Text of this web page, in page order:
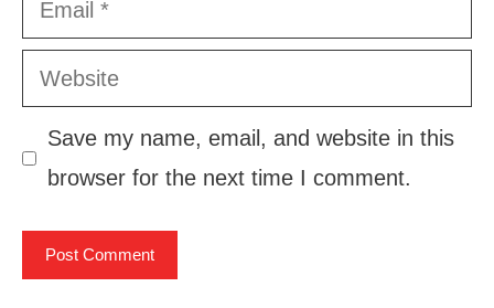
Website
Save my name, email, and website in this
browser for the next time I comment.